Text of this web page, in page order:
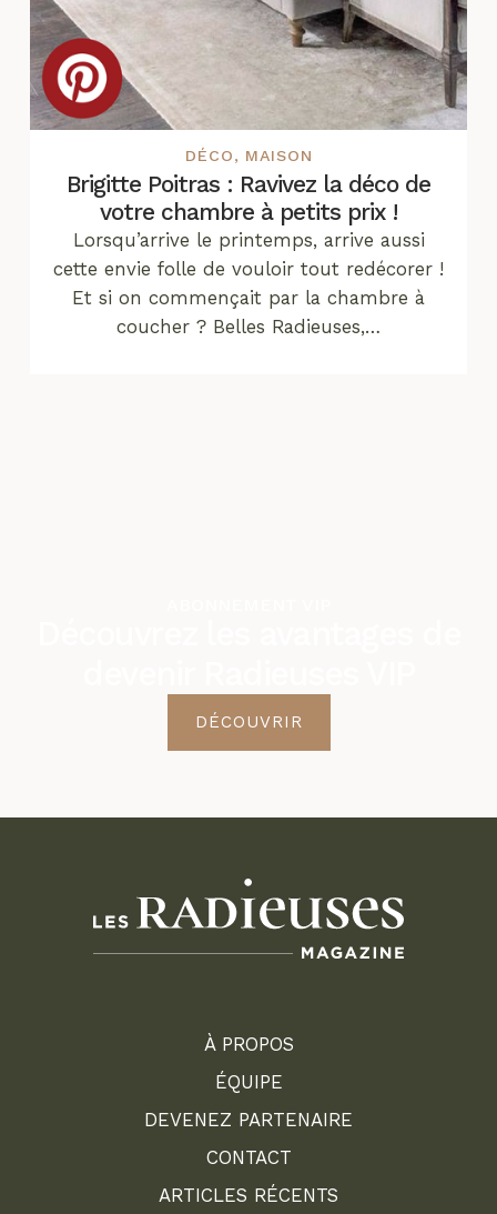
DÉCO, MAISON
Brigitte Poitras : Ravivez la déco de
votre chambre à petits prix !
Lorsqu’arrive le printemps, arrive aussi
cette envie folle de vouloir tout redécorer !
Et si on commençait par la chambre à
coucher ? Belles Radieuses,…
DÉCOUVRIR
À PROPOS
ÉQUIPE
DEVENEZ PARTENAIRE
CONTACT
ARTICLES RÉCENTS